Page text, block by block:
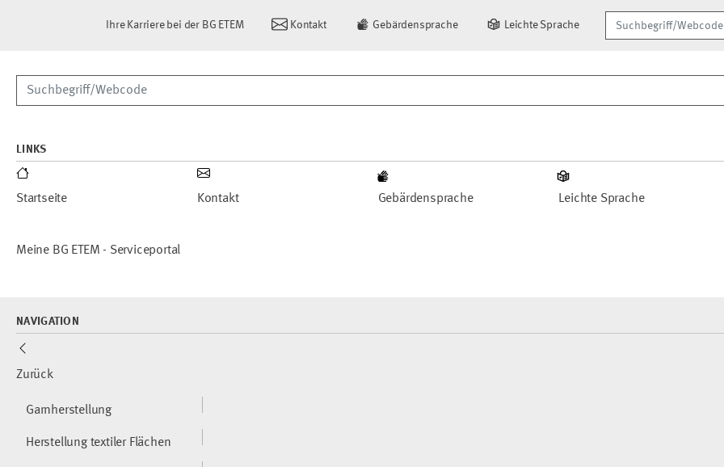
Ihre Karriere bei der BG ETEM Kontakt Gebärdensprache Leichte Sprache Suchbegriff/Webcode
Suchbegriff/Webcode
LINKS
Startseite Kontakt Gebärdensprache Leichte Sprache
Meine BG ETEM - Serviceportal
NAVIGATION
Zurück
Garnherstellung
Herstellung textiler Flächen